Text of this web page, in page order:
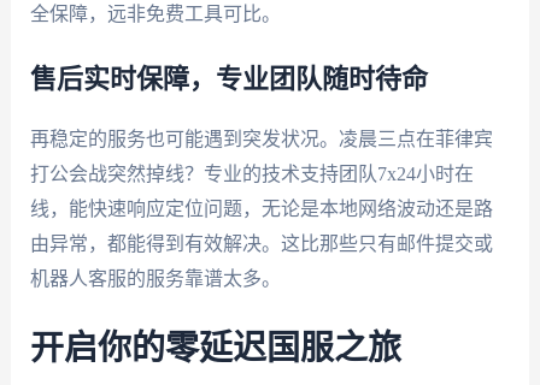
全保障，远非免费工具可比。
售后实时保障，专业团队随时待命
再稳定的服务也可能遇到突发状况。凌晨三点在菲律宾
打公会战突然掉线？专业的技术支持团队7x24小时在
线，能快速响应定位问题，无论是本地网络波动还是路
由异常，都能得到有效解决。这比那些只有邮件提交或
机器人客服的服务靠谱太多。
开启你的零延迟国服之旅